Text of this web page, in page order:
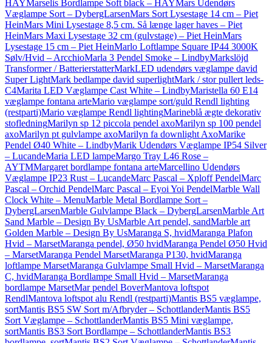
HAYMarselis Bordlampe Soft black – HAYMars Udendørs
Væglampe Sort – DybergLarsenMars Sort Lysestage 14 cm – Piet
HeinMars Mini Lysestage 8,5 cm. Så længe lager haves – Piet
HeinMars Maxi Lysestage 32 cm (gulvstage) – Piet HeinMars
Lysestage 15 cm – Piet HeinMarlo Loftlampe Square IP44 3000K
Sølv/Hvid – ArcchioMarla 3 Pendel Smoke – LindbyMarkslöjd
Transformer / BatterierstatterMarkLED udendørs væglampe david
Super LightMark bedlampe david superlightMark / stor pullert leds-
C4Marita LED Væglampe Cast White – LindbyMaristella 60 E14
væglampe fontana arteMario væglampe sort/guld Rendl lighting
(restparti)Mario væglampe Rendl lightingMarineblå ægte dekorativ
stofledningMarilyn sp 12 piccola pendel axoMarilyn sp 100 pendel
axoMarilyn pt gulvlampe axoMarilyn fa downlight AxoMarike
Pendel Ø40 White – LindbyMarik Udendørs Væglampe IP54 Silver
– LucandeMaria LED lampeMargo Tray L46 Rose –
AYTMMargaret bordlampe fontana arteMarcellino Udendørs
Væglampe IP23 Rust – LucandeMarc Pascal – Xploff PendelMarc
Pascal – Orchid PendelMarc Pascal – Eyoi Yoi PendelMarble Wall
Clock White – MenuMarble Metal Bordlampe Sort –
DybergLarsenMarble Gulvlampe Black – DybergLarsenMarble Art
Sand Marble – Design By UsMarble Art pendel, sandMarble art
Golden Marble – Design By UsMaranga S, hvidMaranga Plafon
Hvid – MarsetMaranga pendel, Ø50 hvidMaranga Pendel Ø50 Hvid
– MarsetMaranga Pendel MarsetMaranga P130, hvidMaranga
loftlampe MarsetMaranga Gulvlampe Small Hvid – MarsetMaranga
C, hvidMaranga Bordlampe Small Hvid – MarsetMaranga
bordlampe MarsetMar pendel BoverMantova loftspot
RendlMantova loftspot alu Rendl (restparti)Mantis BS5 væglampe,
sortMantis BS5 SW Sort m/Afbryder – SchottlanderMantis BS5
Sort Væglampe – SchottlanderMantis BS5 Mini væglampe,
sortMantis BS3 Sort Bordlampe – SchottlanderMantis BS3